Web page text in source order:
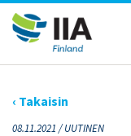
Siirry
sisältöön
›ARTIKKELIT›8.11.
AMMATTITUTKINTO” –
‹ Takaisin
08.11.2021 /UUTINEN